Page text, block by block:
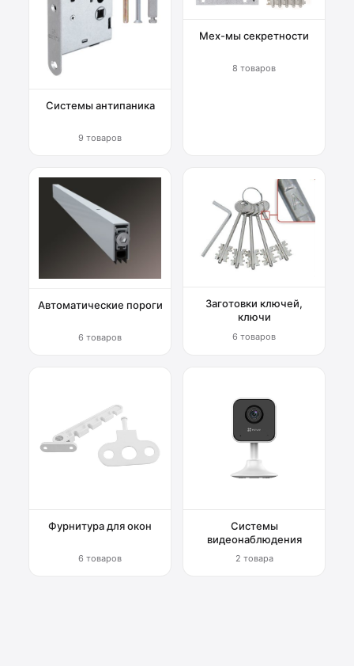
Системы антипаника
9 товаров
Мех-мы секретности
8 товаров
Автоматические пороги
6 товаров
Заготовки ключей,
ключи
6 товаров
Фурнитура для окон
6 товаров
Системы
видеонаблюдения
2 товара